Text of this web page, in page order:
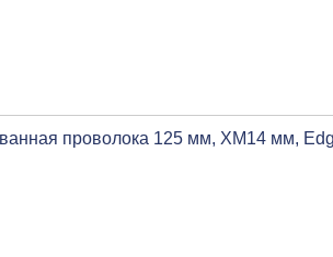
проволока 125 мм, ХМ14 мм,